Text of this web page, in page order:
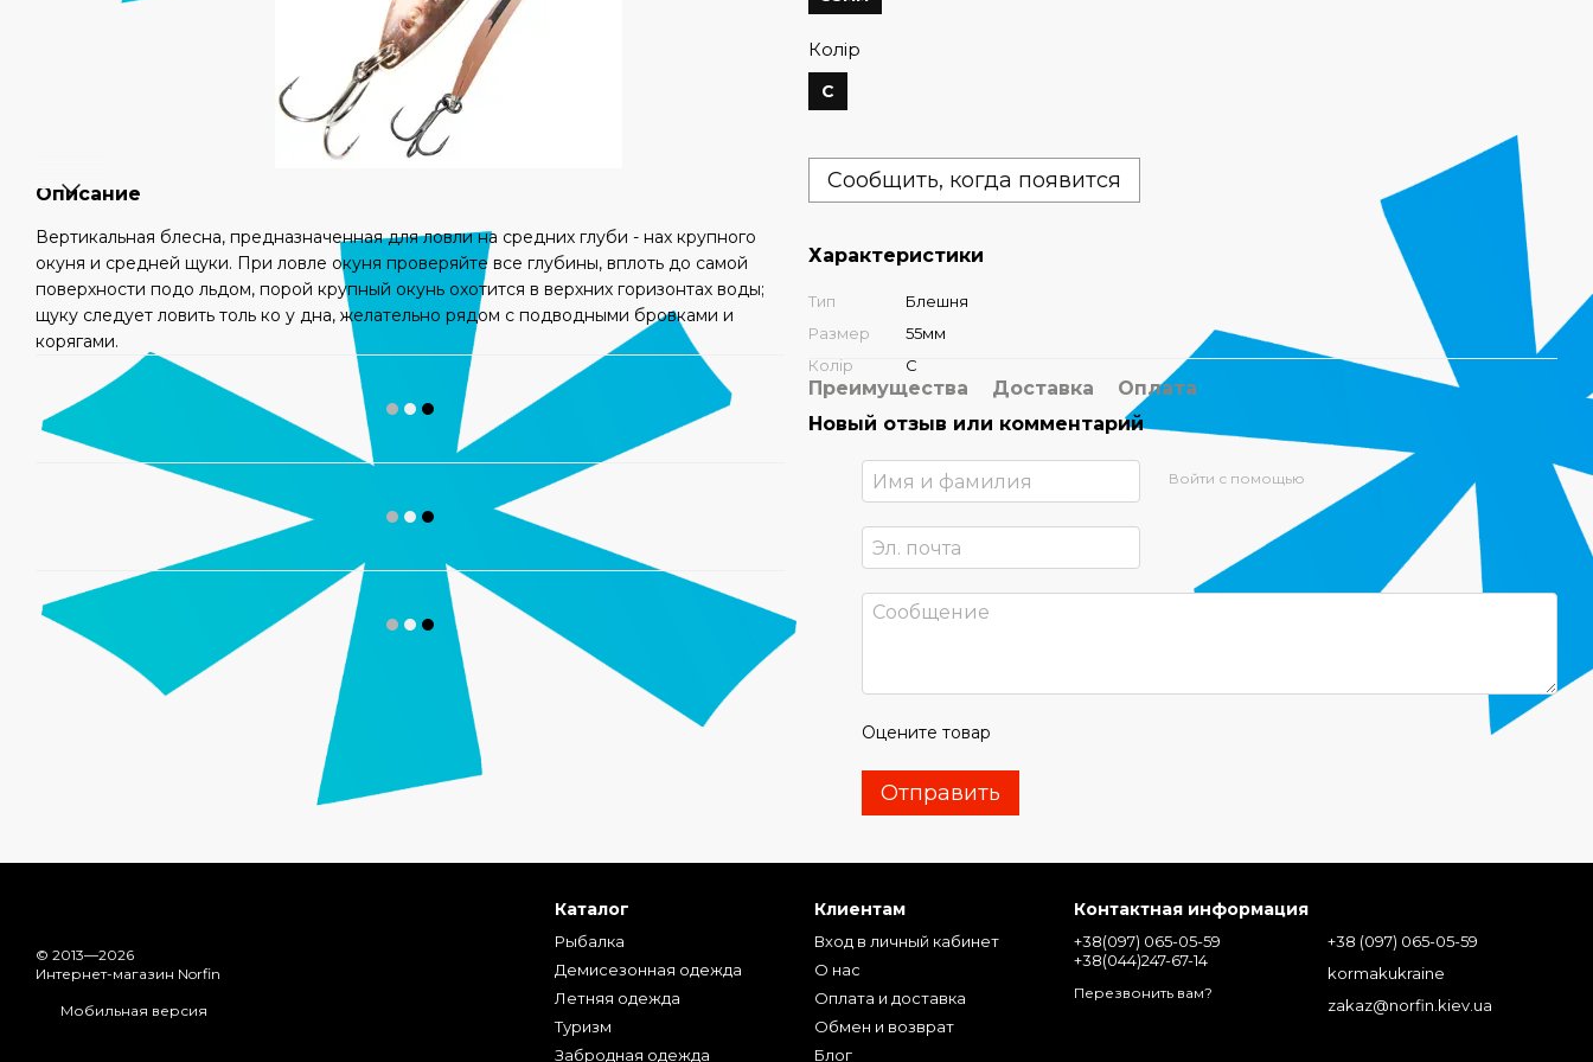
Описание
Вертикальная блесна, предназначенная для ловли на средних глуби - нах крупного
окуня и средней щуки. При ловле окуня проверяйте все глубины, вплоть до самой
поверхности подо льдом, порой крупный окунь охотится в верхних горизонтах воды;
щуку следует ловить толь ко у дна, желательно рядом с подводными бровками и
корягами.
Колір
C
Сообщить, когда появится
Характеристики
Тип
Блешня
Размер
55мм
Колір
C
Преимущества Доставка
Оплата
Новый отзыв или комментарий
Войти с помощью
Оцените товар
Отправить
© 2013—2026
Интернет-магазин Norfin
Мобильная версия
Каталог
Рыбалка
Демисезонная одежда
Летняя одежда
Туризм
Забродная одежда
Клиентам
Вход в личный кабинет
О нас
Оплата и доставка
Обмен и возврат
Блог
Контактная информация
+38(097) 065-05-59
+38(044)247-67-14
Перезвонить вам?
+38 (097) 065-05-59
kormakukraine
zakaz@norfin.kiev.ua